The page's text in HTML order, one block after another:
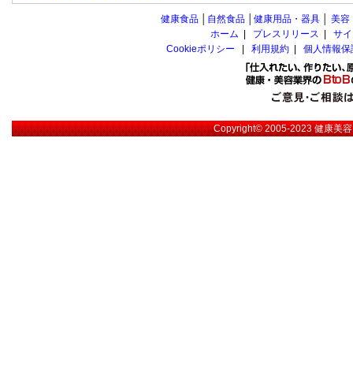
健康食品 自然食品 健康用品・器具 美容
ホーム
プレスリリース
サ
Cookieポリシー
利用規約 個人情報
Copyright© 2005-2023健康美